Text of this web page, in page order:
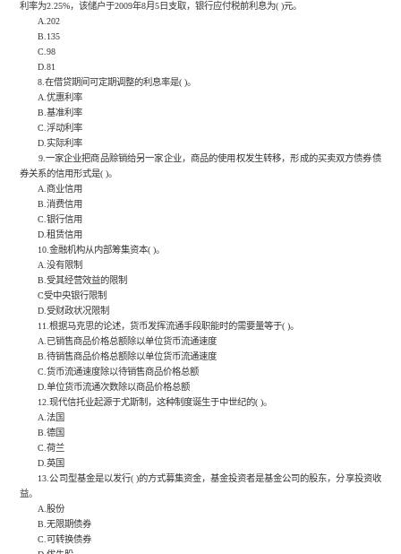
利率为2.25%，该储户于2009年8月5日支取，银行应付税前利息为( )元。
A.202
B.135
C.98
D.81
8.在借贷期间可定期调整的利息率是( )。
A.优惠利率
B.基准利率
C.浮动利率
D.实际利率
9.一家企业把商品赊销给另一家企业，商品的使用权发生转移，形成的买卖双方债券债
券关系的信用形式是( )。
A.商业信用
B.消费信用
C.银行信用
D.租赁信用
10.金融机构从内部筹集资本( )。
A.没有限制
B.受其经营效益的限制
C受中央银行限制
D.受财政状况限制
11.根据马克思的论述，货币发挥流通手段职能时的需要量等于( )。
A.已销售商品价格总额除以单位货币流通速度
B.待销售商品价格总额除以单位货币流通速度
C.货币流通速度除以待销售商品价格总额
D.单位货币流通次数除以商品价格总额
12.现代信托业起源于尤斯制，这种制度诞生于中世纪的( )。
A.法国
B.德国
C.荷兰
D.英国
13.公司型基金是以发行( )的方式募集资金，基金投资者是基金公司的股东，分享投资收
益。
A.股份
B.无限期债券
C.可转换债券